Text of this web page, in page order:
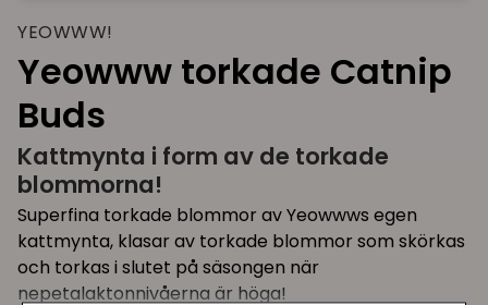
YEOWWW!
Yeowww torkade Catnip
Buds
Kattmynta i form av de torkade
blommorna!
Superfina torkade blommor av Yeowwws egen
kattmynta, klasar av torkade blommor som skörkas
och torkas i slutet på säsongen när
nepetalaktonnivåerna är höga!